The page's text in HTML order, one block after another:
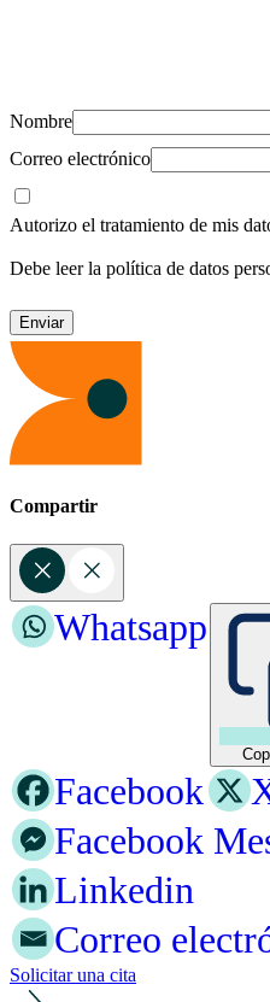
Nombre
Correo electrónico
Autorizo el tratamiento de mis
Debe leer la política de datos
Compartir
Whatsapp
Facebook
Facebook
Linkedin
Correo
Solicitar una cita